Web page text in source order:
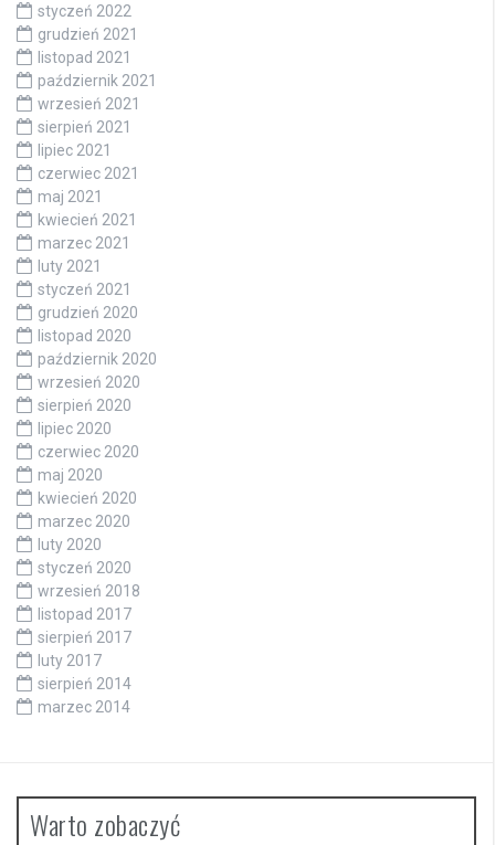
styczeń 2022
grudzień 2021
listopad 2021
październik 2021
wrzesień 2021
sierpień 2021
lipiec 2021
czerwiec 2021
maj 2021
kwiecień 2021
marzec 2021
luty 2021
styczeń 2021
grudzień 2020
listopad 2020
październik 2020
wrzesień 2020
sierpień 2020
lipiec 2020
czerwiec 2020
maj 2020
kwiecień 2020
marzec 2020
luty 2020
styczeń 2020
wrzesień 2018
listopad 2017
sierpień 2017
luty 2017
sierpień 2014
marzec 2014
Warto zobaczyć